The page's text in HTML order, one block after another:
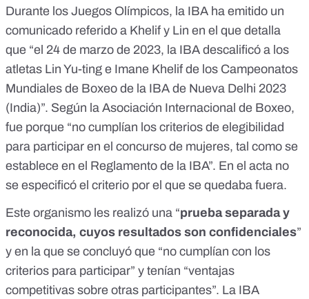
Durante los Juegos Olímpicos, la IBA ha emitido un
comunicado referido a Khelif y Lin en el que detalla
que “el 24 de marzo de 2023, la IBA descalificó a los
atletas Lin Yu-ting e Imane Khelif de los Campeonatos
Mundiales de Boxeo de la IBA de Nueva Delhi 2023
(India)”. Según la Asociación Internacional de Boxeo,
fue porque “no cumplían los criterios de elegibilidad
para participar en el concurso de mujeres, tal como se
establece en el Reglamento de la IBA”. En el acta no
se especificó el criterio por el que se quedaba fuera.
Este organismo les realizó una “prueba separada y
reconocida, cuyos resultados son confidenciales”
y en la que se concluyó que “no cumplían con los
criterios para participar” y tenían “ventajas
competitivas sobre otras participantes”. La IBA